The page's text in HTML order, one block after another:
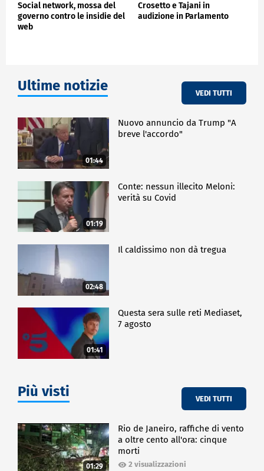
Social network, mossa del
governo contro le insidie del
web
Crosetto e Tajani in
audizione in Parlamento
Ultime notizie VEDI TUTTI
01:44
Nuovo annuncio da Trump "A
breve l'accordo"
01:19
Conte: nessun illecito Meloni:
verità su Covid
02:48
Il caldissimo non dà tregua
01:41
Questa sera sulle reti Mediaset,
7 agosto
Più visti VEDI TUTTI
01:29
Rio de Janeiro, raffiche di vento
a oltre cento all'ora: cinque
morti
2 visualizzazioni